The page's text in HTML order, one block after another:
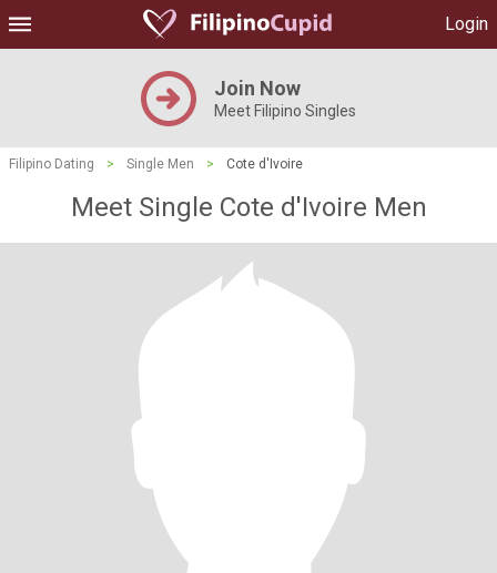
Login
Join Now
Meet Filipino Singles
Filipino Dating > Single Men > Cote d'Ivoire
Meet Single Cote d'Ivoire Men